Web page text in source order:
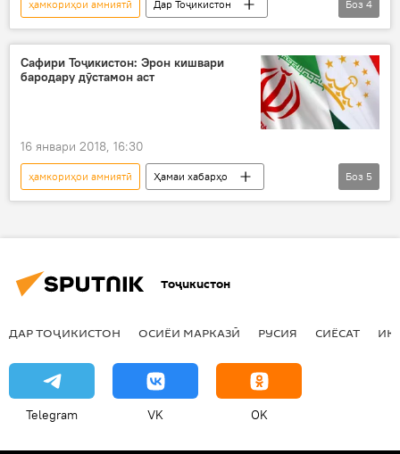
ҳамкориҳои амниятӣ
Дар Тоҷикистон
Эрон
ҳамкорӣ
Амният ва мудофиа
ВКД
Боз 4
Сафири Тоҷикистон: Эрон кишвари
бародару дӯстамон аст
16 январи 2018, 16:30
ҳамкориҳои амниятӣ
Ҳамаи хабарҳо
Амният ва мудофиа
Эрон
Боз 5
Тоҷикистон
ДАР ТОҶИКИСТОН ОСИЁИ МАРКАЗӢ РУСИЯ СИЁСАТ
Telegram VK OK